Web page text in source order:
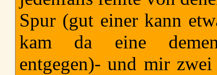
Spur (gut einer kann
kam da eine
entgegen)- und mir